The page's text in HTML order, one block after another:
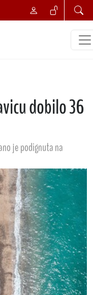
dobilo 36
je podignuta na